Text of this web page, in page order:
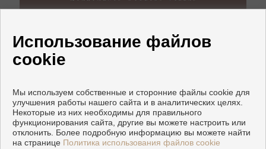
Квартиры и дома на продажу в Марбелья
Copyright © 2026 Avanti Selezione Marbella. | Официальное
Использование файлов
cookie
Мы используем собственные и сторонние файлы cookie для
улучшения работы нашего сайта и в аналитических целях.
Некоторые из них необходимы для правильного
функционирования сайта, другие вы можете настроить или
отклонить. Более подробную информацию вы можете найти
на странице Политика использования файлов cookie